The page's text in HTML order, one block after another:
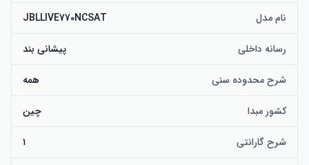
نام مدل JBLLIVE770NCSAT
رسانه داخلی پیشانی بند
شرح محدوده سنی همه
کشور مبدا چین
شرح گارانتی ۱